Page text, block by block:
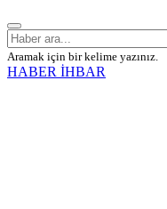
Aramak için bir kelime yazınız.
HABER İHBAR